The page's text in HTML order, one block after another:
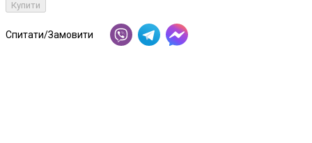
Купити
Спитати/Замовити